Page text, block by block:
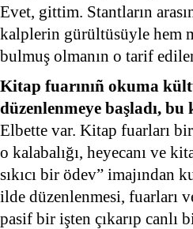
Evet, gittim. Stantların
kalplerin gürültüsüyle hem
bulmuş olmanın o tarif
Kitap fuarınıñ okuma
düzenlenmeye başladı,
Elbette var. Kitap fuarları
o kalabalığı, heyecanı ve
sıkıcı bir ödev”
ilde düzenlenmesi, fuarları
pasif bir işten çıkarıp canlı